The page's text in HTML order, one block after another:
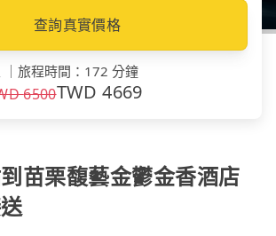
查詢真實價格
旅程時間 ： 172 分鐘
6500TWD4669
苗栗馥藝金鬱金香酒店